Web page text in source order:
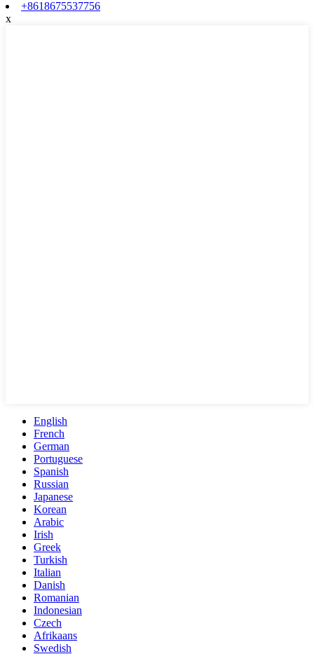
+8618675537756
x
English
French
German
Portuguese
Spanish
Russian
Japanese
Korean
Arabic
Irish
Greek
Turkish
Italian
Danish
Romanian
Indonesian
Czech
Afrikaans
Swedish